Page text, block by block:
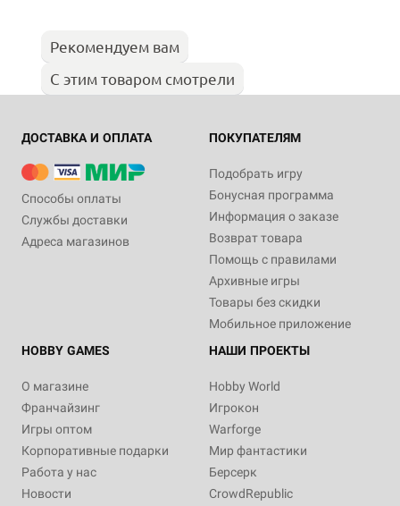
Рекомендуем вам
С этим товаром смотрели
ДОСТАВКА И ОПЛАТА
Способы оплаты
Службы доставки
Адреса магазинов
ПОКУПАТЕЛЯМ
Подобрать игру
Бонусная программа
Информация о заказе
Возврат товара
Помощь с правилами
Архивные игры
Товары без скидки
Мобильное приложение
HOBBY GAMES
О магазине
Франчайзинг
Игры оптом
Корпоративные подарки
Работа у нас
Новости
НАШИ ПРОЕКТЫ
Hobby World
Игрокон
Warforge
Мир фантастики
Берсерк
CrowdRepublic